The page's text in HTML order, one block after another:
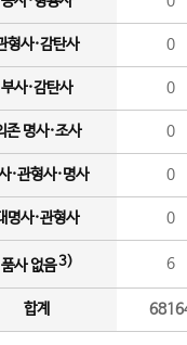
형사·감탄사 0
부사·감탄사 0
존 명사·조사 0
·관형사·명사 0
명사·관형사 0
품사 없음3) 6
합계